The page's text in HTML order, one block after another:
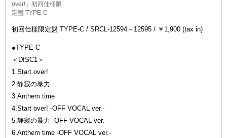
over!』初回仕様限
定盤 TYPE-C
初回仕様限定盤 TYPE-C / SRCL-12594～12595 / ￥1,900 (tax in)
●TYPE-C
＜DISC1＞
1.Start over!
2.静寂の暴力
3.Anthem time
4.Start over! -OFF VOCAL ver.-
5.静寂の暴力 -OFF VOCAL ver.-
6.Anthem time -OFF VOCAL ver.-